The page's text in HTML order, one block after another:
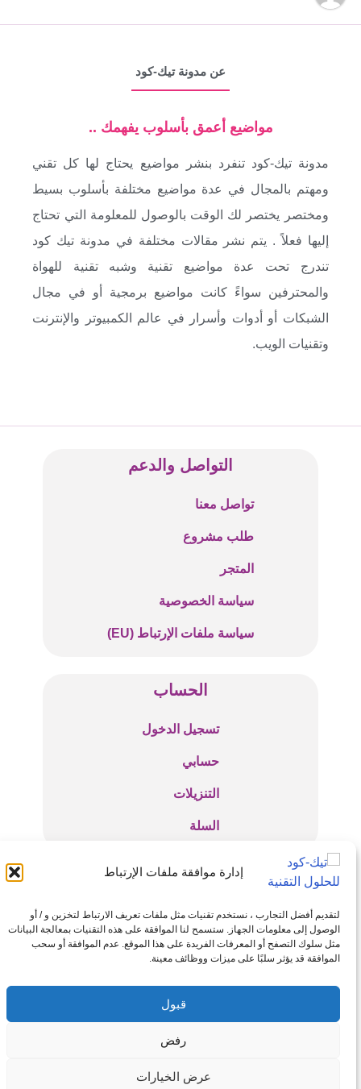
إدارة موافقة ملفات الإرتباط
لتقديم أفضل التجارب ، نستخدم تقنيات مثل ملفات تعريف الارتباط لتخزين و / أو
الوصول إلى معلومات الجهاز. ستسمح لنا الموافقة على هذه التقنيات بمعالجة البيانات
مثل سلوك التصفح أو المعرفات الفريدة على هذا الموقع. عدم الموافقة أو سحب
الموافقة قد يؤثر سلبًا على ميزات ووظائف معينة.
قبول
رفض
عرض الخيارات
عن مدونة تيك-كود
مواضيع أعمق بأسلوب يفهمك ..
مدونة تيك-كود تنفرد بنشر مواضيع يحتاج لها كل تقني
ومهتم بالمجال في عدة مواضيع مختلفة بأسلوب بسيط
ومختصر يختصر لك الوقت بالوصول للمعلومة التي تحتاج
إليها فعلاً . يتم نشر مقالات مختلفة في مدونة تيك كود
تندرج تحت عدة مواضيع تقنية وشبه تقنية للهواة
والمحترفين سواءً كانت مواضيع برمجية أو في مجال
الشبكات أو أدوات وأسرار في عالم الكمبيوتر والإنترنت
وتقنيات الويب.
التواصل والدعم
تواصل معنا
طلب مشروع
المتجر
سياسة الخصوصية
سياسة ملفات الإرتباط (EU)
الحساب
تسجيل الدخول
حسابي
التنزيلات
السلة
info@tech-code.net
جميع الحقوق محفوظة لـ تيك-كود 2025